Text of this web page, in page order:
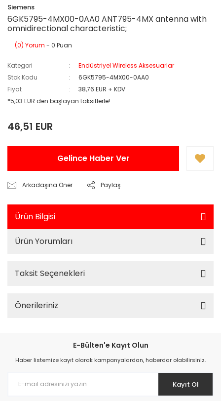
Siemens
6GK5795-4MX00-0AA0 ANT795-4MX antenna with
omnidirectional characteristic;
(0) Yorum - 0 Puan
Kategori
Endüstriyel Wireless Aksesuarlar
Stok Kodu
6GK5795-4MX00-0AA0
Fiyat
38,76 EUR + KDV
*5,03 EUR den başlayan taksitlerle!
46,51 EUR
Gelince Haber Ver
Arkadaşına Öner Paylaş
Ürün Bilgisi
Ürün Yorumları
Taksit Seçenekleri
Önerileriniz
E-Bülten'e Kayıt Olun
Haber listemize kayıt olarak kampanyalardan, haberdar olabilirsiniz.
Kayıt Ol